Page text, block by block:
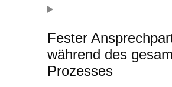
Fester
während des
Prozesses